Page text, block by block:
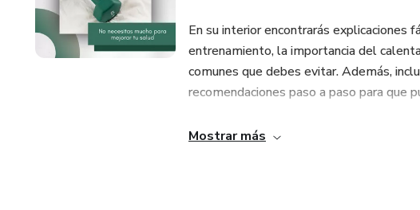
En su interior encontrarás
entrenamiento, la importancia del
comunes que debes evitar. Además,
recomendaciones paso a paso para que
Este ebook no solo enseña a ejercitarte,
Mostrar más